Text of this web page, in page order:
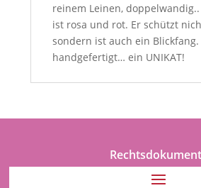
reinem Leinen, doppelwandig..
ist rosa und rot. Er schützt
sondern ist auch ein Blickfang.
handgefertigt… ein UNIKAT!